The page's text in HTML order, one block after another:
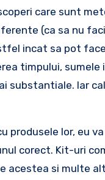
care sunt
(ca sa nu
incat sa pot
timpului,
substantiale. Iar
produsele lor, eu
corect. Kit-uri
acestea si multe